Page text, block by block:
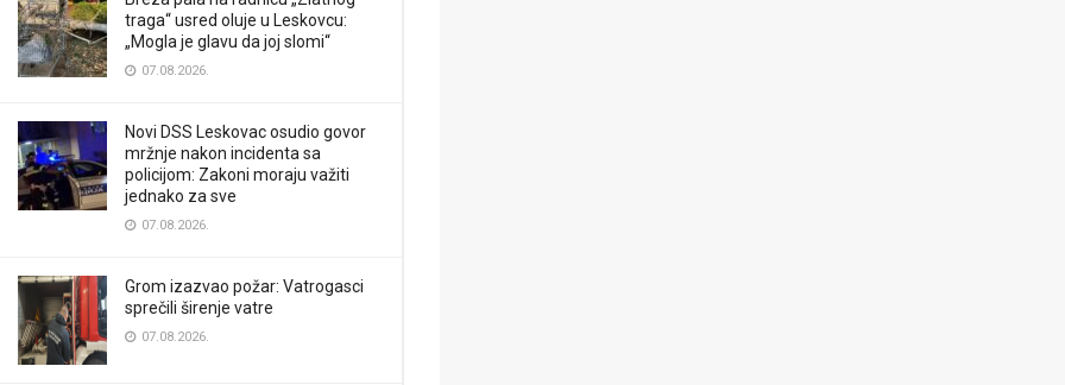
traga“ usred oluje u Leskovcu:
„Mogla je glavu da joj slomi“
07.08.2026.
Novi DSS Leskovac osudio govor
mržnje nakon incidenta sa
policijom: Zakoni moraju važiti
jednako za sve
07.08.2026.
Grom izazvao požar: Vatrogasci
sprečili širenje vatre
07.08.2026.